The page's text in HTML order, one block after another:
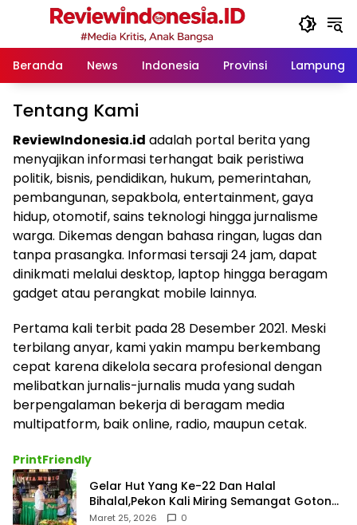
Langsung
Beranda
News Indonesia Provinsi Lampung
Tentang Kami
ReviewIndonesia.id adalah portal berita yang
menyajikan informasi terhangat baik peristiwa
politik, bisnis, pendidikan, hukum, pemerintahan,
pembangunan, sepakbola, entertainment, gaya
hidup, otomotif, sains teknologi hingga jurnalisme
warga. Dikemas dengan bahasa ringan, lugas dan
tanpa prasangka. Informasi tersaji 24 jam, dapat
dinikmati melalui desktop, laptop hingga beragam
gadget atau perangkat mobile lainnya.
Pertama kali terbit pada 28 Desember 2021. Meski
terbilang anyar, kami yakin mampu berkembang
cepat karena dikelola secara profesional dengan
melibatkan jurnalis-jurnalis muda yang sudah
berpengalaman bekerja di beragam media
multipatform, baik online, radio, maupun cetak.
PrintFriendly
Gelar Hut Yang Ke-22 Dan Halal
Bihalal,Pekon Kali Miring Semangat Gotong
Royong
Maret 25, 2026 0